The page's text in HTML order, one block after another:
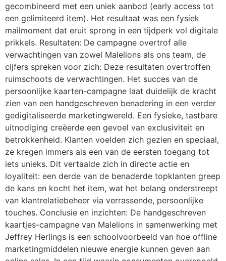
gecombineerd met een uniek aanbod (early access tot
een gelimiteerd item). Het resultaat was een fysiek
mailmoment dat eruit sprong in een tijdperk vol digitale
prikkels. Resultaten: De campagne overtrof alle
verwachtingen van zowel Malelions als ons team, de
cijfers spreken voor zich: Deze resultaten overtroffen
ruimschoots de verwachtingen. Het succes van de
persoonlijke kaarten-campagne laat duidelijk de kracht
zien van een handgeschreven benadering in een verder
gedigitaliseerde marketingwereld. Een fysieke, tastbare
uitnodiging creëerde een gevoel van exclusiviteit en
betrokkenheid. Klanten voelden zich gezien en speciaal,
ze kregen immers als een van de eersten toegang tot
iets unieks. Dit vertaalde zich in directe actie en
loyaliteit: een derde van de benaderde topklanten greep
de kans en kocht het item, wat het belang onderstreept
van klantrelatiebeheer via verrassende, persoonlijke
touches. Conclusie en inzichten: De handgeschreven
kaartjes-campagne van Malelions in samenwerking met
Jeffrey Herlings is een schoolvoorbeeld van hoe offline
marketingmiddelen nieuwe energie kunnen geven aan